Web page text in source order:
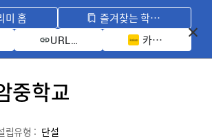
미 홈
즐겨찾는 학교 모아보기
택
URL 복사 카카오톡 공유
중학교
립유형 : 단설